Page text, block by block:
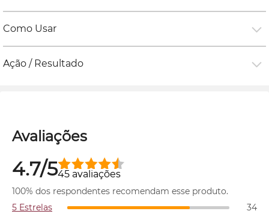
Como Usar
Ação / Resultado
Avaliações
4.7/545 avaliações
100% dos respondentes recomendam esse produto.
5 Estrelas
34